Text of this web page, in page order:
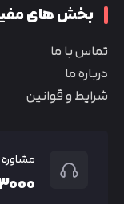
بخش های
تماس با ما
درباره ما
شرایط و قوانین